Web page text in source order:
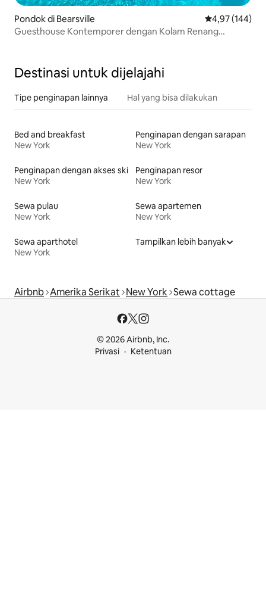
Pondok di Bearsville Nilai rata-rata
4,97 (144)
Guesthouse Kontemporer dengan Kolam Renang
Destinasi untuk dijelajahi
Tipe penginapan lainnya Hal yang bisa dilakukan
Bed and breakfast
New York
Penginapan dengan sarapan
New York
Penginapan dengan akses ski
New York
Penginapan resor
New York
Sewa pulau
New York
Sewa apartemen
New York
Sewa aparthotel
New York
Tampilkan lebih banyak
Airbnb Amerika Serikat New York Sewa cottage
© 2026 Airbnb, Inc.
Privasi
Ketentuan